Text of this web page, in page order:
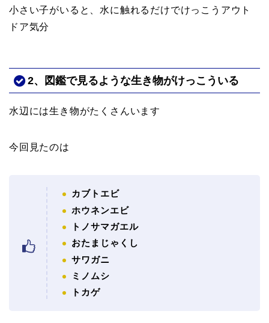
小さい子がいると、水に触れるだけでけっこうアウト
ドア気分
2、図鑑で見るような生き物がけっこういる
水辺には生き物がたくさんいます
今回見たのは
カブトエビ
ホウネンエビ
トノサマガエル
おたまじゃくし
サワガニ
ミノムシ
トカゲ